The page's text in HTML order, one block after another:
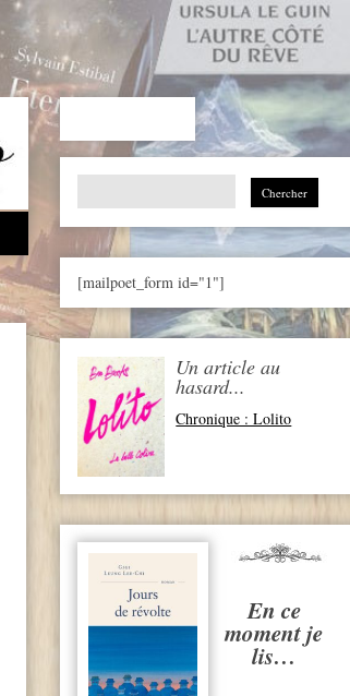
Search
[mailpoet_form id="1"]
Un article au
hasard...
Chronique : Lolito
En ce
moment je
lis…